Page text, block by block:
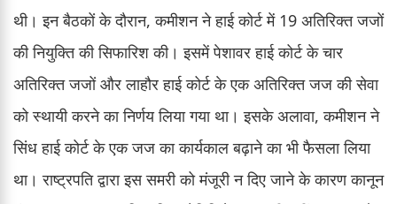
थी। इन बैठकों के दौरान, कमीशन ने हाई कोर्ट में 19 अतिरिक्त जजों
की नियुक्ति की सिफारिश की। इसमें पेशावर हाई कोर्ट के चार
अतिरिक्त जजों और लाहौर हाई कोर्ट के एक अतिरिक्त जज की सेवा
को स्थायी करने का निर्णय लिया गया था। इसके अलावा, कमीशन ने
सिंध हाई कोर्ट के एक जज का कार्यकाल बढ़ाने का भी फैसला लिया
था। राष्ट्रपति द्वारा इस समरी को मंजूरी न दिए जाने के कारण कानून